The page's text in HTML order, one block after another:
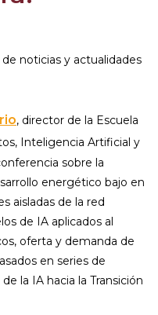
noticias y actualidades
, director de la Escuela
Inteligencia Artificial y
sobre la
energético bajo en
aisladas de la red
de IA aplicados al
oferta y demanda de
en series de
la IA hacia la Transición